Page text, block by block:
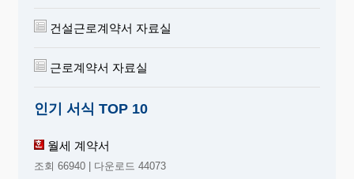
건설근로계약서 자료실
근로계약서 자료실
인기 서식 TOP 10
월세 계약서
조회 66940 | 다운로드 44073